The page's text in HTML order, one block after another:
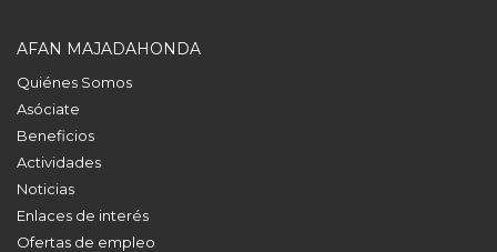
AFAN MAJADAHONDA
Quiénes Somos
Asóciate
Beneficios
Actividades
Noticias
Enlaces de interés
Ofertas de empleo